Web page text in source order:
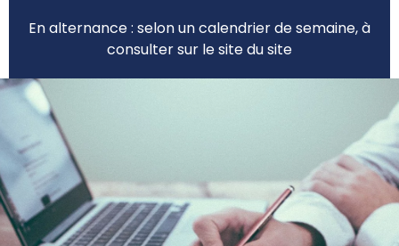
En alternance : selon un calendrier de semaine, à
consulter sur le site du site